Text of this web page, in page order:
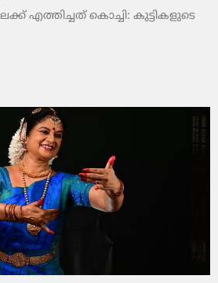
എത്തിച്ചത് കൊച്ചി: കുട്ടികളുടെ